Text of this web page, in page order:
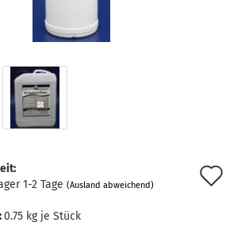
1-2 Tage (Ausland abweichend)
0.75 kg je Stück